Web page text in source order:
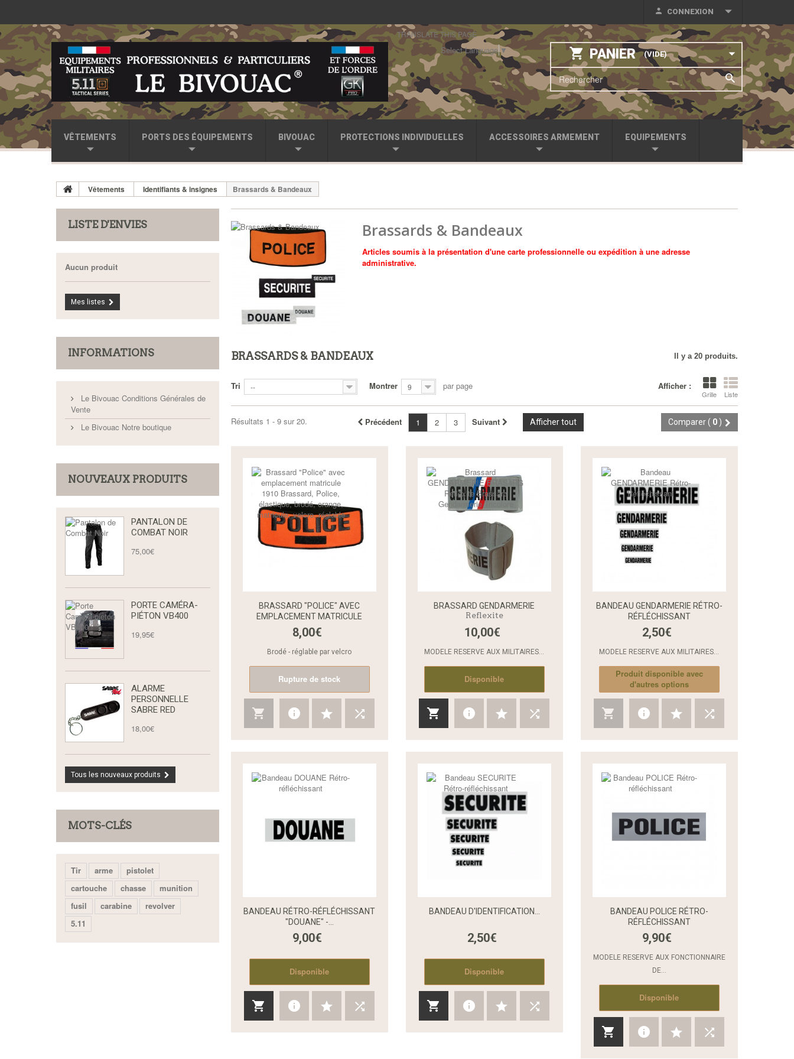
CONNEXION
PANIER (VIDE)
VÊTEMENTS PORTS DES ÉQUIPEMENTS BIVOUAC PROTECTIONS INDIVIDUELLES ACCESSOIRES ARMEMENT EQUIPEMENTS
TRANSLATE THIS PAGE
Select Language▼
Vêtements Identifiants & insignes Brassards & Bandeaux
Brassards & Bandeaux
Articles soumis à la présentation d'une carte professionnelle ou expédition à une adresse
administrative.
BRASSARDS & BANDEAUX Il y a 20 produits.
Afficher :
Grille Liste
Tri -- Montrer 9 par page
Comparer ( 0 )
Afficher tout
Précédent 1 2 3 Suivant
Résultats 1 - 9 sur 20.
BRASSARD "POLICE" AVEC
EMPLACEMENT MATRICULE
8,00€
Brodé - réglable par velcro
Rupture de stock
BRASSARD GENDARMERIE
Reflexite
10,00€
MODELE RESERVE AUX MILITAIRES...
Disponible
BANDEAU GENDARMERIE RÉTRO-
RÉFLÉCHISSANT
2,50€
MODELE RESERVE AUX MILITAIRES...
Produit disponible avec
d'autres options
BANDEAU RÉTRO-RÉFLÉCHISSANT
"DOUANE" -...
9,00€
Disponible
BANDEAU D'IDENTIFICATION...
2,50€
Disponible
BANDEAU POLICE RÉTRO-
RÉFLÉCHISSANT
9,90€
MODELE RESERVE AUX FONCTIONNAIRE
DE...
Disponible
LISTE D'ENVIES
Aucun produit
Mes listes
INFORMATIONS
Le Bivouac Conditions Générales de
Vente
Le Bivouac Notre boutique
NOUVEAUX PRODUITS
PANTALON DE
COMBAT NOIR
75,00€
PORTE CAMÉRA-
PIÉTON VB400
19,95€
ALARME
PERSONNELLE
SABRE RED
18,00€
Tous les nouveaux produits
MOTS-CLÉS
Tir arme
pistolet
cartouche
chasse
munition
fusil
carabine
revolver
5.11